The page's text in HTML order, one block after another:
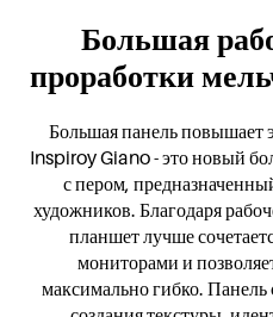
Большая
проработки
Большая панель повышает
Inspiroy Giano - это новый
с пером,
художников. Благодаря
планшет лучше
мониторами и
максимально гибко. Панель